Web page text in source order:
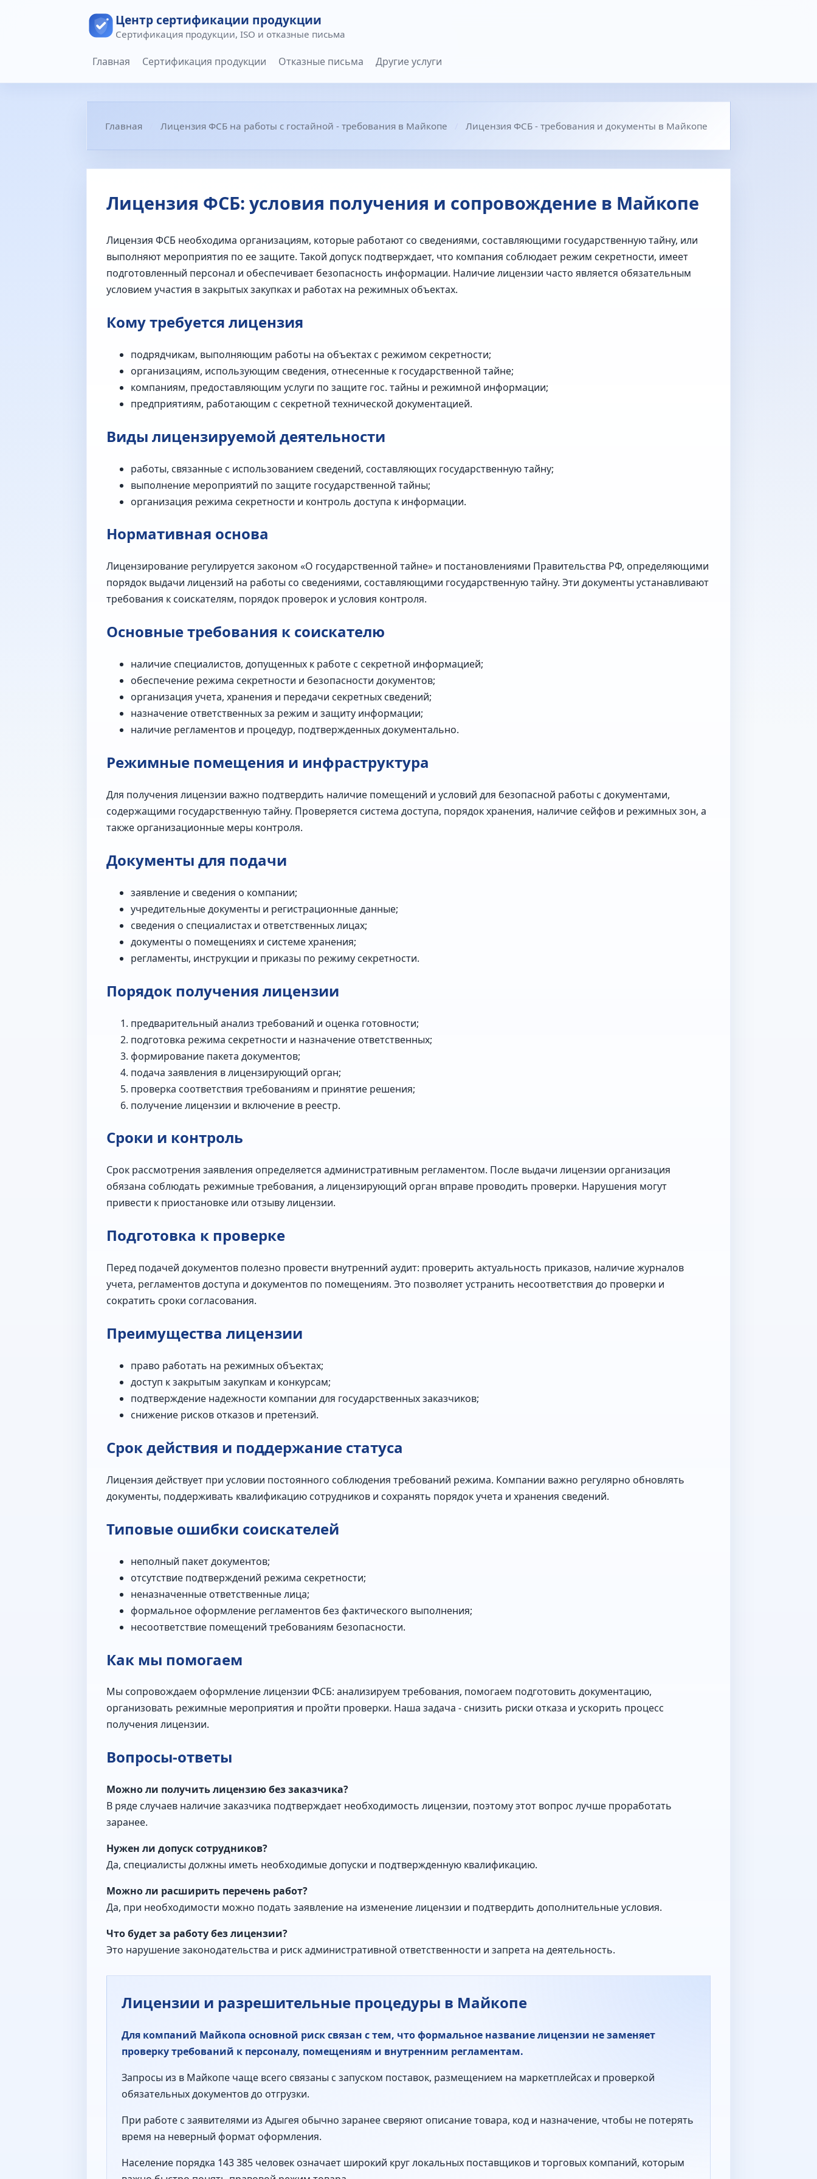
Центр сертификации продукции
Сертификация продукции, ISO и отказные письма
Главная Сертификация продукции Отказные письма Другие услуги
Главная Лицензия ФСБ на работы с гостайной - требования в Майкопе Лицензия ФСБ - требования и документы в Майкопе
Лицензия ФСБ: условия получения и сопровождение в Майкопе
Лицензия ФСБ необходима организациям, которые работают со сведениями, составляющими государственную тайну, или
выполняют мероприятия по ее защите. Такой допуск подтверждает, что компания соблюдает режим секретности, имеет
подготовленный персонал и обеспечивает безопасность информации. Наличие лицензии часто является обязательным
условием участия в закрытых закупках и работах на режимных объектах.
Кому требуется лицензия
подрядчикам, выполняющим работы на объектах с режимом секретности;
организациям, использующим сведения, отнесенные к государственной тайне;
компаниям, предоставляющим услуги по защите гос. тайны и режимной информации;
предприятиям, работающим с секретной технической документацией.
Виды лицензируемой деятельности
работы, связанные с использованием сведений, составляющих государственную тайну;
выполнение мероприятий по защите государственной тайны;
организация режима секретности и контроль доступа к информации.
Нормативная основа
Лицензирование регулируется законом «О государственной тайне» и постановлениями Правительства РФ, определяющими
порядок выдачи лицензий на работы со сведениями, составляющими государственную тайну. Эти документы устанавливают
требования к соискателям, порядок проверок и условия контроля.
Основные требования к соискателю
наличие специалистов, допущенных к работе с секретной информацией;
обеспечение режима секретности и безопасности документов;
организация учета, хранения и передачи секретных сведений;
назначение ответственных за режим и защиту информации;
наличие регламентов и процедур, подтвержденных документально.
Режимные помещения и инфраструктура
Для получения лицензии важно подтвердить наличие помещений и условий для безопасной работы с документами,
содержащими государственную тайну. Проверяется система доступа, порядок хранения, наличие сейфов и режимных зон, а
также организационные меры контроля.
Документы для подачи
заявление и сведения о компании;
учредительные документы и регистрационные данные;
сведения о специалистах и ответственных лицах;
документы о помещениях и системе хранения;
регламенты, инструкции и приказы по режиму секретности.
Порядок получения лицензии
предварительный анализ требований и оценка готовности;
подготовка режима секретности и назначение ответственных;
формирование пакета документов;
подача заявления в лицензирующий орган;
проверка соответствия требованиям и принятие решения;
получение лицензии и включение в реестр.
Сроки и контроль
Срок рассмотрения заявления определяется административным регламентом. После выдачи лицензии организация
обязана соблюдать режимные требования, а лицензирующий орган вправе проводить проверки. Нарушения могут
привести к приостановке или отзыву лицензии.
Подготовка к проверке
Перед подачей документов полезно провести внутренний аудит: проверить актуальность приказов, наличие журналов
учета, регламентов доступа и документов по помещениям. Это позволяет устранить несоответствия до проверки и
сократить сроки согласования.
Преимущества лицензии
право работать на режимных объектах;
доступ к закрытым закупкам и конкурсам;
подтверждение надежности компании для государственных заказчиков;
снижение рисков отказов и претензий.
Срок действия и поддержание статуса
Лицензия действует при условии постоянного соблюдения требований режима. Компании важно регулярно обновлять
документы, поддерживать квалификацию сотрудников и сохранять порядок учета и хранения сведений.
Типовые ошибки соискателей
неполный пакет документов;
отсутствие подтверждений режима секретности;
неназначенные ответственные лица;
формальное оформление регламентов без фактического выполнения;
несоответствие помещений требованиям безопасности.
Как мы помогаем
Мы сопровождаем оформление лицензии ФСБ: анализируем требования, помогаем подготовить документацию,
организовать режимные мероприятия и пройти проверки. Наша задача - снизить риски отказа и ускорить процесс
получения лицензии.
Вопросы-ответы
Можно ли получить лицензию без заказчика?
В ряде случаев наличие заказчика подтверждает необходимость лицензии, поэтому этот вопрос лучше проработать
заранее.
Нужен ли допуск сотрудников?
Да, специалисты должны иметь необходимые допуски и подтвержденную квалификацию.
Можно ли расширить перечень работ?
Да, при необходимости можно подать заявление на изменение лицензии и подтвердить дополнительные условия.
Что будет за работу без лицензии?
Это нарушение законодательства и риск административной ответственности и запрета на деятельность.
Лицензии и разрешительные процедуры в Майкопе
Для компаний Майкопа основной риск связан с тем, что формальное название лицензии не заменяет
проверку требований к персоналу, помещениям и внутренним регламентам.
Запросы из в Майкопе чаще всего связаны с запуском поставок, размещением на маркетплейсах и проверкой
обязательных документов до отгрузки.
При работе с заявителями из Адыгея обычно заранее сверяют описание товара, код и назначение, чтобы не потерять
время на неверный формат оформления.
Население порядка 143 385 человек означает широкий круг локальных поставщиков и торговых компаний, которым